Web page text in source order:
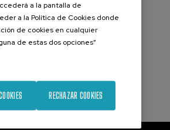
a la pantalla de
a la Política de Cookies donde
de cookies en cualquier
de estas dos opciones”
RECHAZAR COOKIES